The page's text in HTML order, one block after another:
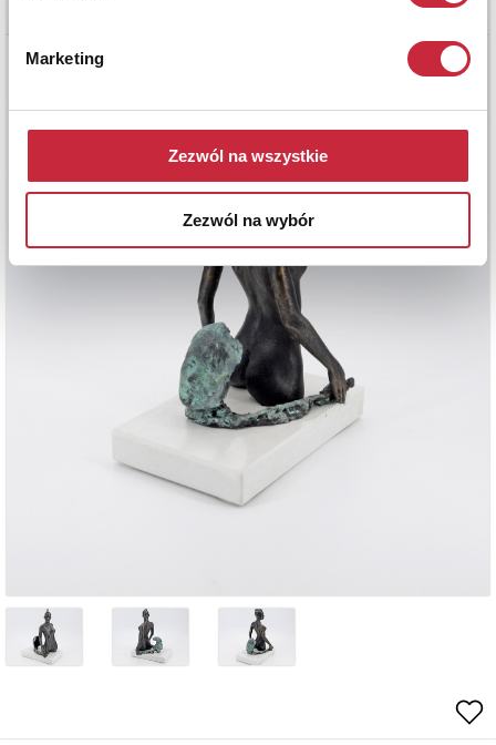
Marketing
Zezwól na wszystkie
Zezwól na wybór